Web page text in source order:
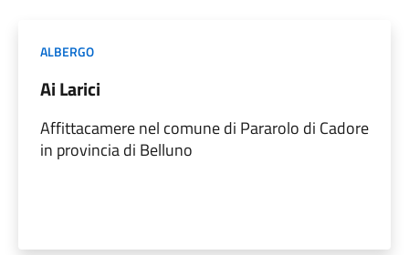
ALBERGO
Ai Larici
Affittacamere nel comune di Pararolo di Cadore
in provincia di Belluno